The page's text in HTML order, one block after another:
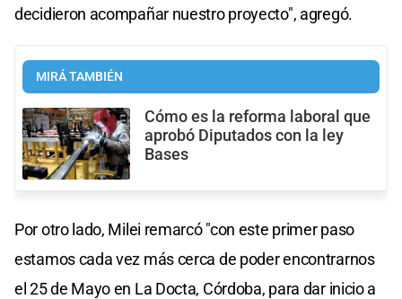
decidieron acompañar nuestro proyecto", agregó.
MIRÁ TAMBIÉN
Cómo es la reforma laboral que
aprobó Diputados con la ley
Bases
Por otro lado, Milei remarcó "con este primer paso
estamos cada vez más cerca de poder encontrarnos
el 25 de Mayo en La Docta, Córdoba, para dar inicio a